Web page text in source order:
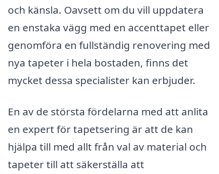
och känsla. Oavsett om du vill uppdatera
en enstaka vägg med en accenttapet eller
genomföra en fullständig renovering med
nya tapeter i hela bostaden, finns det
mycket dessa specialister kan erbjuder.
En av de största fördelarna med att anlita
en expert för tapetsering är att de kan
hjälpa till med allt från val av material och
tapeter till att säkerställa att